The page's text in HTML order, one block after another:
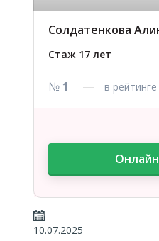
Солдатенкова
Стаж 17 лет
№ 1 в
10.07.2025